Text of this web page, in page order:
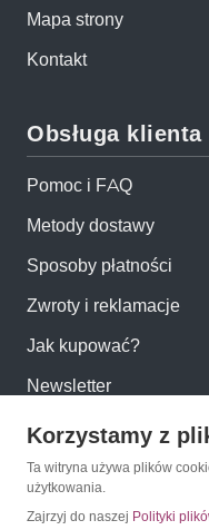
Mapa strony
Kontakt
Obsługa klienta
Pomoc i FAQ
Metody dostawy
Sposoby płatności
Zwroty i reklamacje
Jak kupować?
Newsletter
Konto
Moje konto
Korzystamy z
Ta witryna używa plików
użytkowania.
Zajrzyj do naszej Polityki